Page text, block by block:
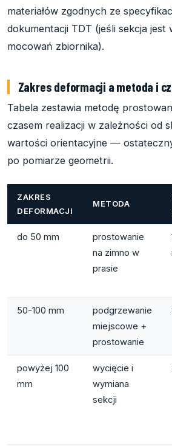
materiałów zgodnych ze
dokumentacji TDT (jeśli sekcja jest
mocowań zbiornika).
Zakres deformacji a metoda i
Tabela zestawia metodę
czasem realizacji w zależności od
wartości orientacyjne —
po pomiarze geometrii.
ZAKRES
DEFORMACJI
METODA
do 50 mm
prostowanie
na zimno w
prasie
50-100 mm
podgrzewanie
miejscowe +
prostowanie
powyżej 100
mm
wycięcie i
wymiana
sekcji